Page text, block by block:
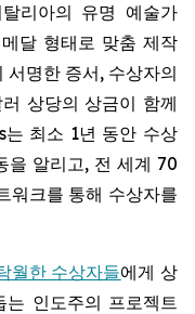
리아의 유명 예술가
달 형태로 맞춤 제작
서명한 증서, 수상자의
상당의 상금이 함께
최소 1년 동안 수상
을 알리고, 전 세계 70
워크를 통해 수상자를
월한 수상자들에게 상
인도주의 프로젝트